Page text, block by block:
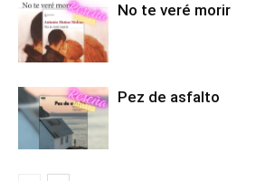
No te veré morir
Pez de asfalto